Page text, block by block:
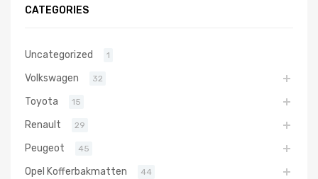
CATEGORIES
Uncategorized 1
Volkswagen 32
Toyota 15
Renault 29
Peugeot 45
Opel Kofferbakmatten 44